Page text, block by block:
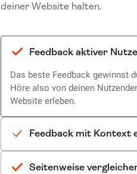
deiner Website halten.
Feedback aktiver
Das beste Feedback gewinnst
Höre also von deinen
Website erleben.
Feedback mit Kontext
Seitenweise